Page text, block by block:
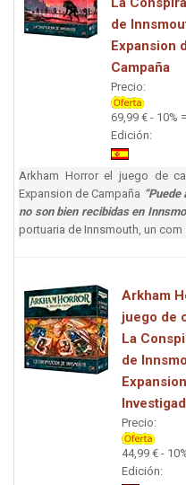
de
Expansion
Campaña
Precio:
69,99 € - 10% =
Edición:
Arkham Horror el juego de
Expansion de Campaña
no son bien recibidas en
portuaria de Innsmouth, un com
Arkham
juego de
La
de
Precio:
44,99 € -
Edición: